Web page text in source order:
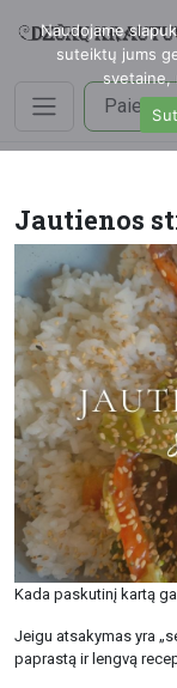
Jautienos
Kada paskutinį kartą
Jeigu atsakymas yra
paprastą ir lengvą
Naudojame
suteiktų jums
svetaine,